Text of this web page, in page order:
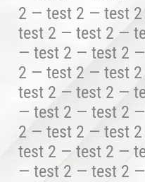
2 — test 2 — test
test 2 — test 2 —
— test 2 — test 2
2 — test 2 — test
test 2 — test 2 —
— test 2 — test 2
2 — test 2 — test
test 2 — test 2 —
— test 2 — test 2